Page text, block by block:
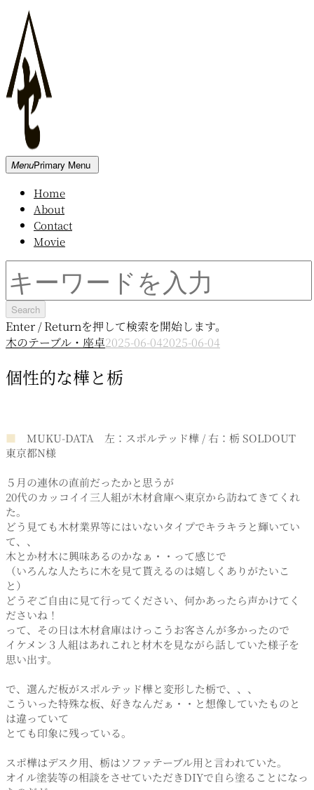
Skip
content
新
倉
庫
MenuPrimary Menu
Home
About
Contact
Movie
for:
Enter / Returnを押して検索を開始します。
木のテーブル・座卓2025-06-042025-06-04
個性的な樺と栃
■ MUKU-DATA 左：スポルテッド樺 / 右：栃 SOLDOUT
東京都N様
５月の連休の直前だったかと思うが
20代のカッコイイ三人組が木材倉庫へ東京から訪ねてきてくれ
た。
どう見ても木材業界等にはいないタイプでキラキラと輝いてい
て、、
木とか材木に興味あるのかなぁ・・って感じで
（いろんな人たちに木を見て貰えるのは嬉しくありがたいこ
と）
どうぞご自由に見て行ってください、何かあったら声かけてく
ださいね！
って、その日は木材倉庫はけっこうお客さんが多かったので
イケメン３人組はあれこれと材木を見ながら話していた様子を
思い出す。
で、選んだ板がスポルテッド樺と変形した栃で、、、
こういった特殊な板、好きなんだぁ・・と想像していたものと
は違っていて
とても印象に残っている。
スポ樺はデスク用、栃はソファテーブル用と言われていた。
オイル塗装等の相談をさせていただきDIYで自ら塗ることになっ